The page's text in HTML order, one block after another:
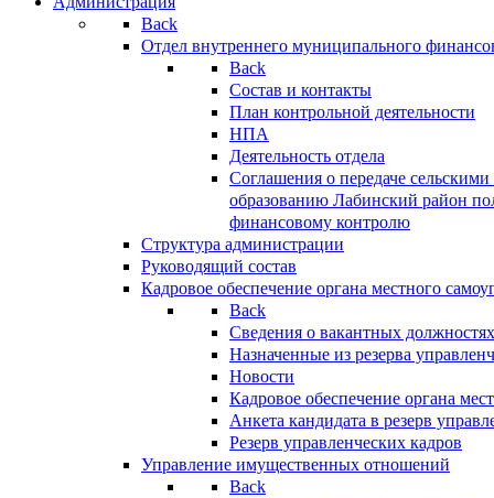
Back
Отдел внутреннего муниципального
Back
Состав и контакты
План контрольной деятельности
НПА
Деятельность отдела
Соглашения о передаче
образованию Лабинский район
финансовому контролю
Структура администрации
Руководящий состав
Кадровое обеспечение органа местного
Back
Сведения о вакантных
Назначенные из резерва
Новости
Кадровое обеспечение органа
Анкета кандидата в резерв
Резерв управленческих кадров
Управление имущественных отношений
Back